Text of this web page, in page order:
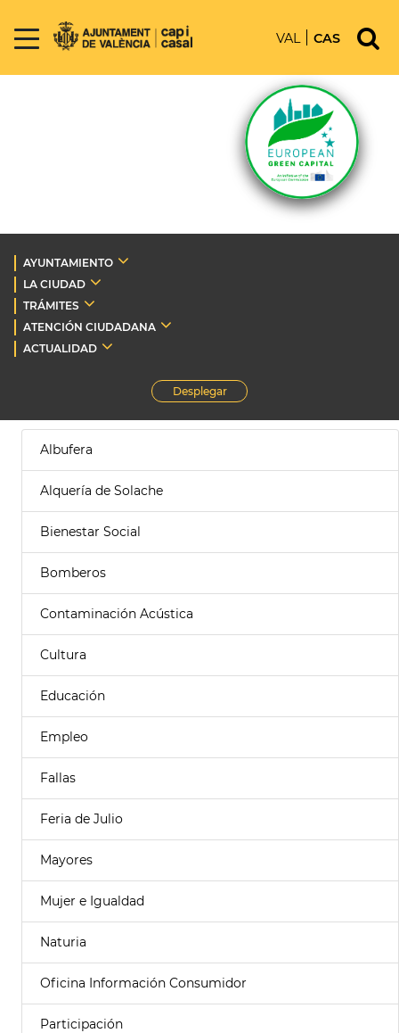
VAL CAS
AYUNTAMIENTO
LA CIUDAD
TRÁMITES
ATENCIÓN CIUDADANA
ACTUALIDAD
Desplegar
Albufera
Alquería de Solache
Bienestar Social
Bomberos
Contaminación Acústica
Cultura
Educación
Empleo
Fallas
Feria de Julio
Mayores
Mujer e Igualdad
Naturia
Oficina Información Consumidor
Participación